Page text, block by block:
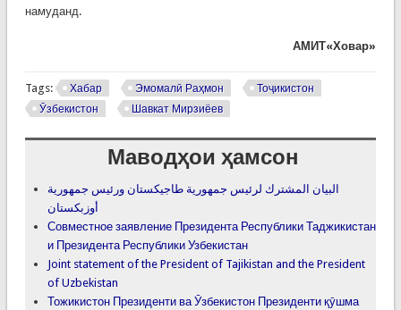
намуданд.
АМИТ«Ховар»
Tags: Хабар Эмомалӣ Раҳмон
Тоҷикистон
Ӯзбекистон
Шавкат Мирзиёев
Маводҳои ҳамсон
البيان المشترك لرئيس جمهورية طاجيكستان ورئيس جمهورية
أوزبكستان
Совместное заявление Президента Республики Таджикистан
и Президента Республики Узбекистан
Joint statement of the President of Tajikistan and the President
of Uzbekistan
Тожикистон Президенти ва Ӯзбекистон Президенти қӯшма